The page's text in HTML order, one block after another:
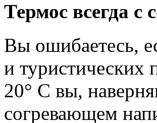
Термос всегда с
Вы ошибаетесь,
и туристических
20° С вы,
согревающем